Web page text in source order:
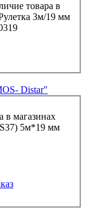
товара в
3м/19 мм
Distar"
в магазинах
5м*19 мм